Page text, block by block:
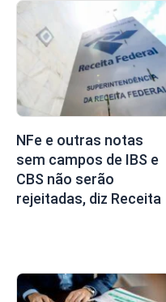
NFe e outras notas
sem campos de IBS e
CBS não serão
rejeitadas, diz Receita